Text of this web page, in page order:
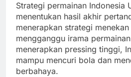
Strategi permainan Indonesia
menentukan hasil akhir
menerapkan strategi
mengganggu irama
menerapkan pressing tinggi,
mampu mencuri bola dan
berbahaya.